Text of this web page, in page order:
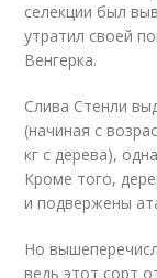
селекции был
утратил своей
Венгерка.
Слива Стенли
(начиная с
кг с дерева),
Кроме того,
и подвержены
Но
ведь этот сорт